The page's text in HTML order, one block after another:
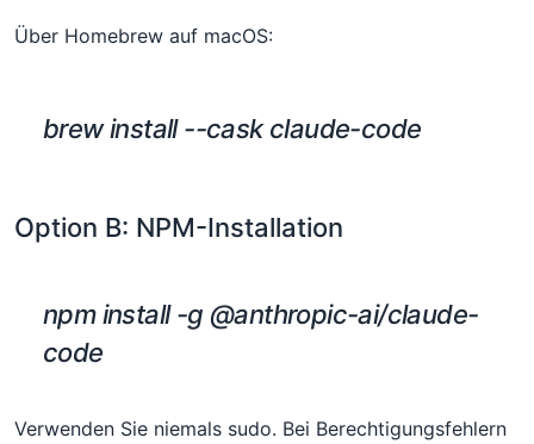
Über Homebrew auf macOS:
brew install --cask claude-code
Option B: NPM-Installation
npm install -g @anthropic-ai/claude-
code
Verwenden Sie niemals sudo. Bei Berechtigungsfehlern